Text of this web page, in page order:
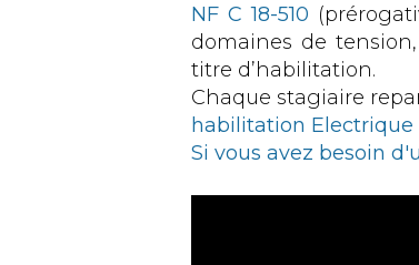
NF C 18-510
domaines de
titre d’habilitation.
Chaque stagiaire
habilitation Electrique
Si vous avez besoin